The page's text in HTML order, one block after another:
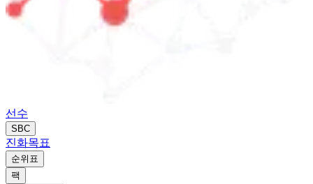
선수
SBC
진화목표
순위표
팩